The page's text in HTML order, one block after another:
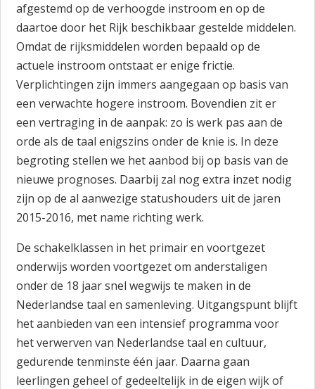
afgestemd op de verhoogde instroom en op de
daartoe door het Rijk beschikbaar gestelde middelen.
Omdat de rijksmiddelen worden bepaald op de
actuele instroom ontstaat er enige frictie.
Verplichtingen zijn immers aangegaan op basis van
een verwachte hogere instroom. Bovendien zit er
een vertraging in de aanpak: zo is werk pas aan de
orde als de taal enigszins onder de knie is. In deze
begroting stellen we het aanbod bij op basis van de
nieuwe prognoses. Daarbij zal nog extra inzet nodig
zijn op de al aanwezige statushouders uit de jaren
2015-2016, met name richting werk.
De schakelklassen in het primair en voortgezet
onderwijs worden voortgezet om anderstaligen
onder de 18 jaar snel wegwijs te maken in de
Nederlandse taal en samenleving. Uitgangspunt blijft
het aanbieden van een intensief programma voor
het verwerven van Nederlandse taal en cultuur,
gedurende tenminste één jaar. Daarna gaan
leerlingen geheel of gedeeltelijk in de eigen wijk of